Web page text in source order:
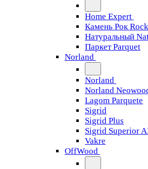
Home Expert
Камень Рок Rock
Натуральный
Паркет Parquet
Norland
Norland
Norland
Lagom Parquete
Sigrid
Sigrid Plus
Sigrid Superior
Vakre
OffWood